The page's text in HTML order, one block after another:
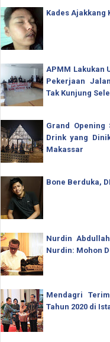
Kades Ajakkang
APMM Lakukan
Pekerjaan
Tak Kunjung
Grand Opening
Drink yang
Makassar
Bone Berduka,
Nurdin
Nurdin: Mohon
Mendagri
Tahun 2020 di